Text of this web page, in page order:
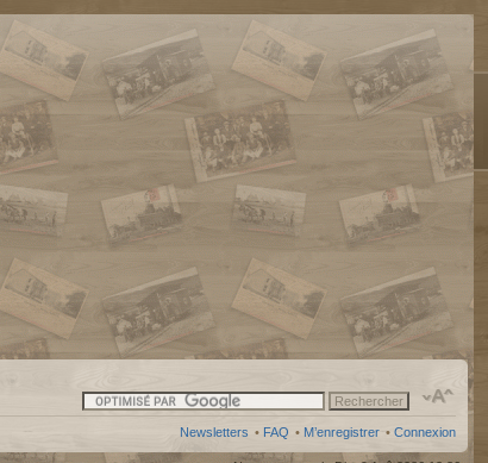
Newsletters • FAQ • M’enregistrer • Connexion